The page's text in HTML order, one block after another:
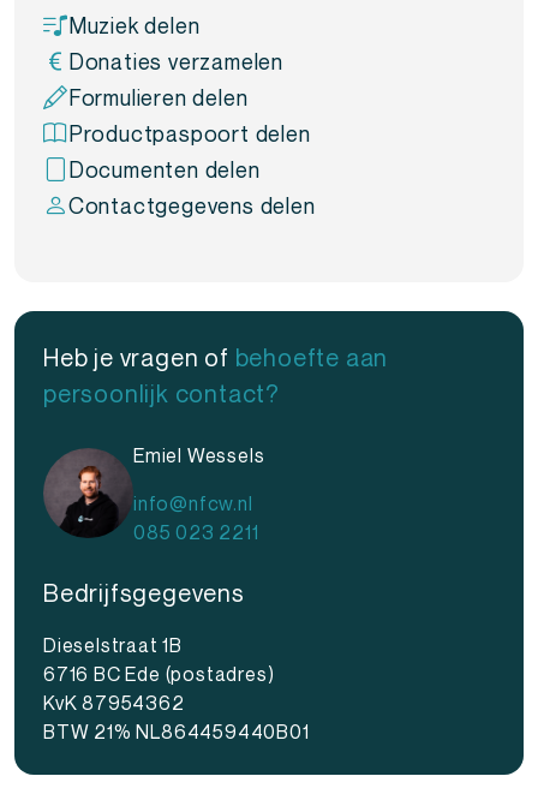
dagelijks kaarten gebruikt, deze kaarthouder zorgt
meer, maar een professionele houder die past bij jouw
merk.
Met de Kaarthouder Leer Eigen Design geef je jouw
kaarten een nette presentatie en maak je jouw
zakelijke uitstraling persoonlijker.
Muziek delen
Donaties verzamelen
Formulieren delen
Productpaspoort delen
Documenten delen
Contactgegevens delen
Heb je vragen of behoefte aan
persoonlijk contact?
Emiel Wessels
info@nfcw.nl
085 023 2211
Bedrijfsgegevens
Dieselstraat 1B
6716 BC Ede (postadres)
KvK 87954362
BTW 21% NL864459440B01